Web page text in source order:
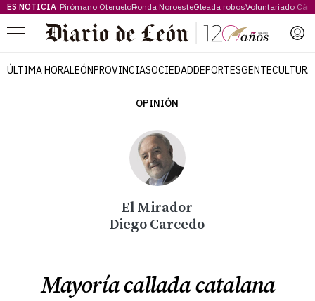
ES NOTICIA Pirómano OterueloRonda NoroesteOleada robosVoluntariado
Menú
ÚLTIMA HORALEÓNPROVINCIASOCIEDADDEPORTESGENTECULTURA
OPINIÓN
El Mirador
Diego Carcedo
Mayoría callada catalana